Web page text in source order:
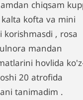
chiqsam
kofta va mini
, rosa
mandan
hovlida
20 atrofida
tanimadim .